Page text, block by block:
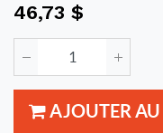
46,73 $
AJOUTER AU